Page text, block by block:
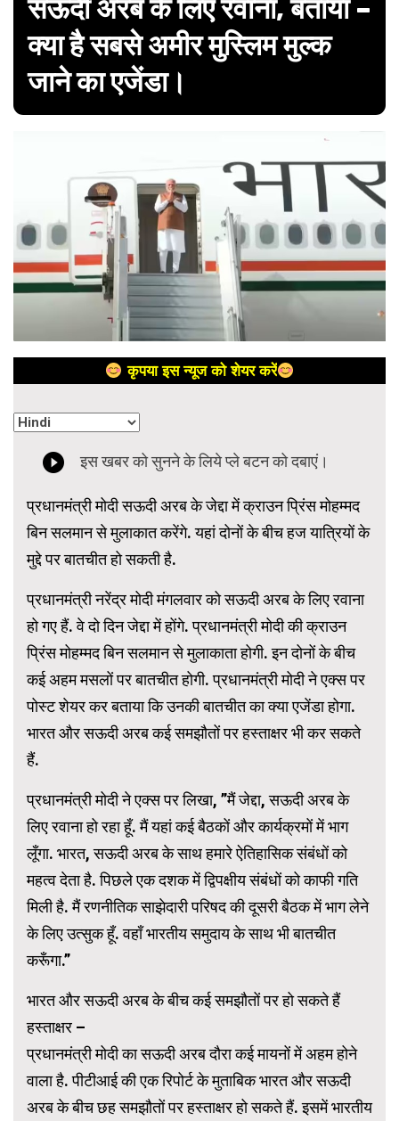
सऊदी अरब के लिए रवाना, बताया –
क्या है सबसे अमीर मुस्लिम मुल्क
जाने का एजेंडा।
कृपया इस न्यूज को शेयर करें
प्रधानमंत्री मोदी सऊदी अरब के जेद्दा में क्राउन प्रिंस मोहम्मद
बिन सलमान से मुलाकात करेंगे. यहां दोनों के बीच हज यात्रियों के
मुद्दे पर बातचीत हो सकती है.
प्रधानमंत्री नरेंद्र मोदी मंगलवार को सऊदी अरब के लिए रवाना
हो गए हैं. वे दो दिन जेद्दा में होंगे. प्रधानमंत्री मोदी की क्राउन
प्रिंस मोहम्मद बिन सलमान से मुलाकाता होगी. इन दोनों के बीच
कई अहम मसलों पर बातचीत होगी. प्रधानमंत्री मोदी ने एक्स पर
पोस्ट शेयर कर बताया कि उनकी बातचीत का क्या एजेंडा होगा.
भारत और सऊदी अरब कई समझौतों पर हस्ताक्षर भी कर सकते
हैं.
प्रधानमंत्री मोदी ने एक्स पर लिखा, ”मैं जेद्दा, सऊदी अरब के
लिए रवाना हो रहा हूँ. मैं यहां कई बैठकों और कार्यक्रमों में भाग
लूँगा. भारत, सऊदी अरब के साथ हमारे ऐतिहासिक संबंधों को
महत्व देता है. पिछले एक दशक में द्विपक्षीय संबंधों को काफी गति
मिली है. मैं रणनीतिक साझेदारी परिषद की दूसरी बैठक में भाग लेने
के लिए उत्सुक हूँ. वहाँ भारतीय समुदाय के साथ भी बातचीत
करूँगा.”
भारत और सऊदी अरब के बीच कई समझौतों पर हो सकते हैं
हस्ताक्षर –
प्रधानमंत्री मोदी का सऊदी अरब दौरा कई मायनों में अहम होने
वाला है. पीटीआई की एक रिपोर्ट के मुताबिक भारत और सऊदी
अरब के बीच छह समझौतों पर हस्ताक्षर हो सकते हैं. इसमें भारतीय